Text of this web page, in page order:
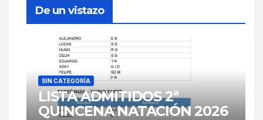
De un vistazo
SIN CATEGORÍA
LISTA ADMITIDOS 2ª
QUINCENA NATACIÓN 2026